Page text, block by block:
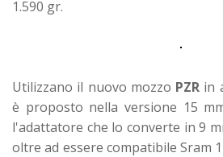
1.590 gr.
Utilizzano il nuovo mozzo PZR in
è proposto nella versione 15
l'adattatore che lo converte in 9
oltre ad essere compatibile Sram